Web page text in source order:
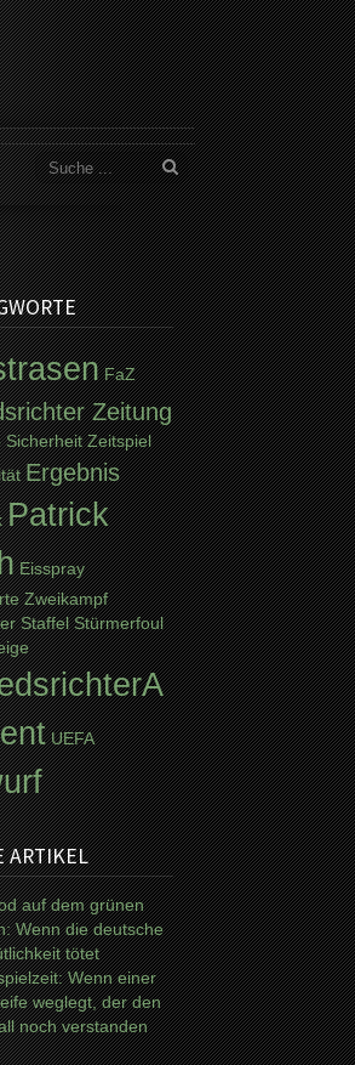
FaZ
Zeitung
Sicherheit Zeitspiel
Ergebnis
Patrick
Eisspray
Zweikampf
Staffel Stürmerfoul
UEFA
ARTIKEL
auf dem grünen
Wenn die deutsche
tötet
Wenn einer
weglegt, der den
noch verstanden